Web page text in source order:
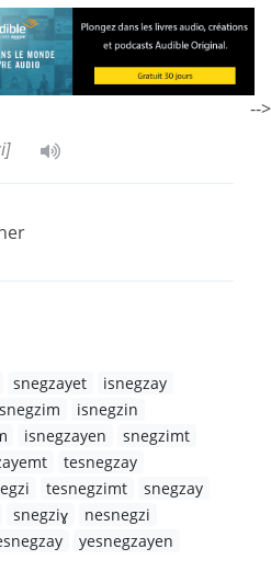
snegzayet
isnegzay
isnegzin
isnegzayen
snegzimt
tesnegzay
tesnegzimt
snegzay
snegziɣ
nesnegzi
yesnegzayen
-->